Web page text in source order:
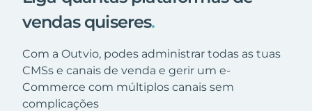
vendas quiseres.
Com a Outvio, podes administrar todas as tuas
CMSs e canais de venda e gerir um e-
Commerce com múltiplos canais sem
complicações